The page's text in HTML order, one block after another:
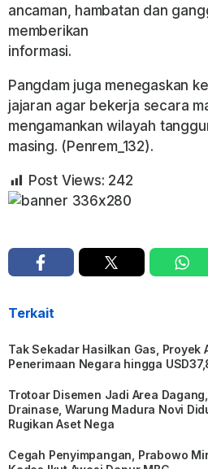
ancaman, hambatan dan
memberikan
informasi.
Pangdam juga menegaskan
jajaran agar bekerja secara
mengamankan wilayah
masing. (Penrem_132).
Post Views: 242
Terkait
Tak Sekadar Hasilkan Gas, Proyek
Penerimaan Negara hingga
Trotoar Disemen Jadi Area
Drainase, Warung Madura Novi
Rugikan Aset Nega
Cegah Penyimpangan, Prabowo